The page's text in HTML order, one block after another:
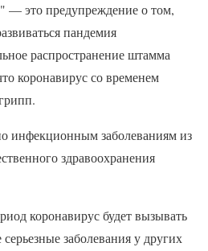
это предупреждение о том,
пандемия
распространение штамма
коронавирус со временем
инфекционным заболеваниям из
здравоохранения
коронавирус будет вызывать
заболевания у других